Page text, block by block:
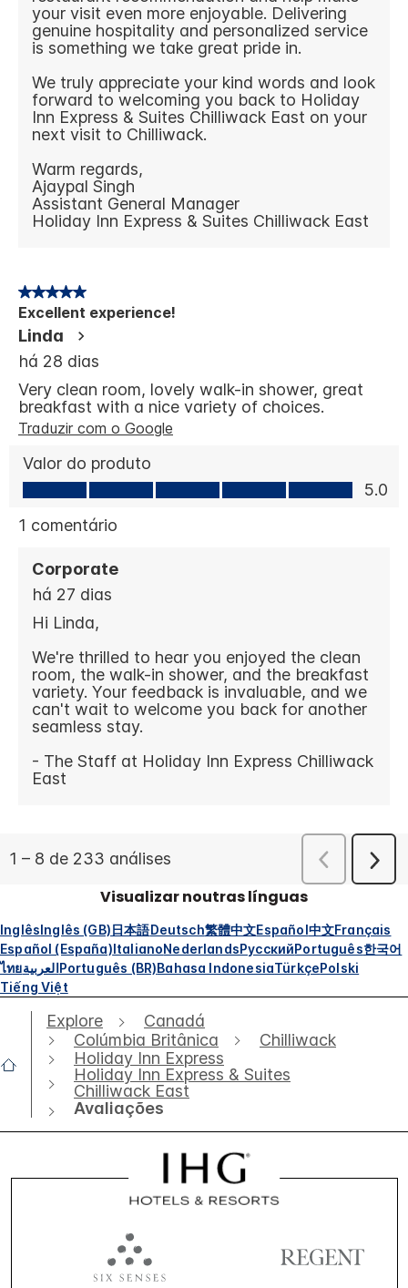
Visualizar noutras línguas
InglêsInglês (GB)日本語Deutsch繁體中文Español中文Français
Español (España)ItalianoNederlandsРусскийPortuguês한국어
ไทยالعربيةPortuguês (BR)Bahasa IndonesiaTürkçePolski
Tiếng Việt
Explore
Canadá
Colúmbia Britânica
Chilliwack
Holiday Inn Express
Holiday Inn Express & Suites
Chilliwack East
Avaliações